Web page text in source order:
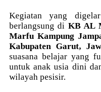
Kegiatan yang
berlangsung diKB AL
Marfu Kampung
Kabupaten Garut,
suasana belajar yang
untuk anak usia dini
wilayah pesisir.